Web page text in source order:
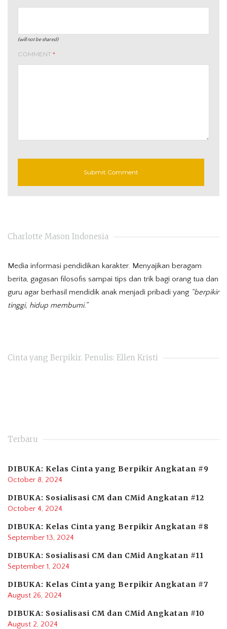
(will not be shared)
COMMENT *
Charlotte Mason Indonesia
Media informasi pendidikan karakter. Menyajikan beragam
berita, gagasan filosofis sampai tips dan trik bagi orang tua dan
guru agar berhasil mendidik anak menjadi pribadi yang “berpikir
tinggi, hidup membumi.”
Cinta yang Berpikir. Penulis: Ellen Kristi
Terbaru
DIBUKA: Kelas Cinta yang Berpikir Angkatan #9
October 8, 2024
DIBUKA: Sosialisasi CM dan CMid Angkatan #12
October 4, 2024
DIBUKA: Kelas Cinta yang Berpikir Angkatan #8
September 13, 2024
DIBUKA: Sosialisasi CM dan CMid Angkatan #11
September 1, 2024
DIBUKA: Kelas Cinta yang Berpikir Angkatan #7
August 26, 2024
DIBUKA: Sosialisasi CM dan CMid Angkatan #10
August 2, 2024